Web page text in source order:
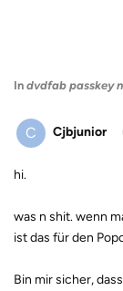
In dvdfab passkey
C Cjbjunior
hi.
was n shit. wenn
ist das für den
Bin mir sicher,